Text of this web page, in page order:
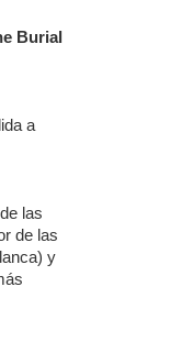
Burial
a
las
de las
y